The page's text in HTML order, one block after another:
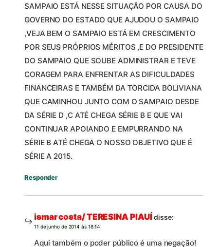
SAMPAIO ESTÁ NESSE SITUAÇÃO POR CAUSA DO
GOVERNO DO ESTADO QUE AJUDOU O SAMPAIO
,VEJA BEM O SAMPAIO ESTÁ EM CRESCIMENTO
POR SEUS PRÓPRIOS MÉRITOS ,E DO PRESIDENTE
DO SAMPAIO QUE SOUBE ADMINISTRAR E TEVE
CORAGEM PARA ENFRENTAR AS DIFICULDADES
FINANCEIRAS E TAMBÉM DA TORCIDA BOLIVIANA
QUE CAMINHOU JUNTO COM O SAMPAIO DESDE
DA SÉRIE D ,C ATÉ CHEGA SÉRIE B E QUE VAI
CONTINUAR APOIANDO E EMPURRANDO NA
SÉRIE B ATÉ CHEGA O NOSSO OBJETIVO QUE É
SÉRIE A 2015.
Responder
ismar costa/ TERESINA PIAUÍdisse:
11 de junho de 2014 às 18:14
Aqui também o poder público é uma negação!